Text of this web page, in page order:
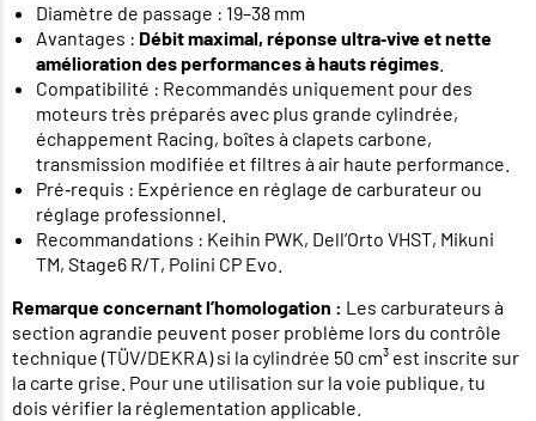
Diamètre de passage : 19–38 mm
Avantages : Débit maximal, réponse ultra‑vive et nette
amélioration des performances à hauts régimes
Compatibilité : Recommandés uniquement pour des
moteurs très préparés avec plus grande cylindrée,
échappement Racing, boîtes à clapets carbone,
transmission modifiée et filtres à air haute performance.
Pré‑requis : Expérience en réglage de carburateur ou
réglage professionnel.
Recommandations : Keihin PWK, Dell’Orto VHST, Mikuni
TM, Stage6 R/T, Polini CP Evo.
Remarque concernant l’homologation : Les carburateurs à
section agrandie peuvent poser problème lors du contrôle
technique (TÜV/DEKRA) si la cylindrée 50 cm³ est inscrite sur
la carte grise. Pour une utilisation sur la voie publique, tu
dois vérifier la réglementation applicable.